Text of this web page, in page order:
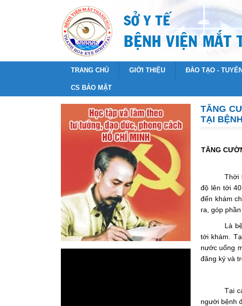
TRANG CHỦ GIỚI THIỆU ĐÀO TẠO -
CS BẢO MẬT
TĂNG
TẠI
TĂNG
Thời
độ lên tới
đến khám
ra, góp
Là
tới khám.
nước uống
đăng ký và
Tại
người bệnh